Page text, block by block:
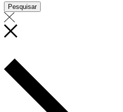
Pesquisar